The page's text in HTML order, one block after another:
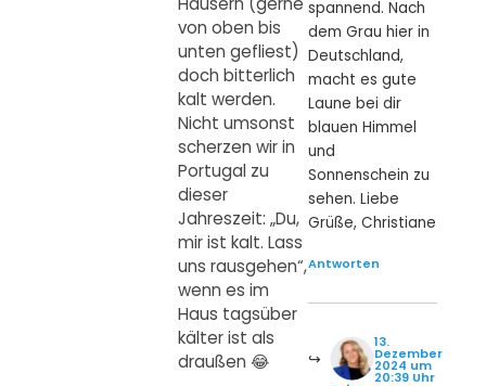
von oben bis
unten gefliest)
doch bitterlich
kalt werden.
Nicht umsonst
scherzen wir in
Portugal zu
dieser
Jahreszeit: „Du,
mir ist kalt. Lass
uns rausgehen“,
wenn es im
Haus tagsüber
kälter ist als
draußen 😂
spannend. Nach
dem Grau hier in
Deutschland,
macht es gute
Laune bei dir
blauen Himmel
und
Sonnenschein zu
sehen. Liebe
Grüße, Christiane
Antworten
13.
Dezember
2024 um
20:39 Uhr